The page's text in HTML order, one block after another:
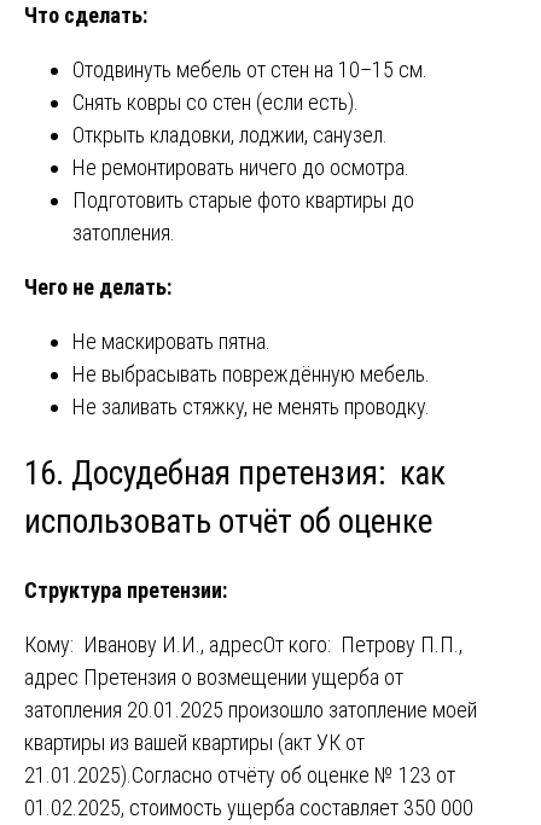
Что сделать:
Отодвинуть мебель от стен на 10–15 см.
Снять ковры со стен (если есть).
Открыть кладовки, лоджии, санузел.
Не ремонтировать ничего до осмотра.
Подготовить старые фото квартиры до
затопления.
Чего не делать:
Не маскировать пятна.
Не выбрасывать повреждённую мебель.
Не заливать стяжку, не менять проводку.
16. Досудебная претензия: как
использовать отчёт об оценке
Структура претензии:
Кому: Иванову И.И., адресОт кого: Петрову П.П.,
адрес Претензия о возмещении ущерба от
затопления 20.01.2025 произошло затопление моей
квартиры из вашей квартиры (акт УК от
21.01.2025).Согласно отчёту об оценке № 123 от
01.02.2025, стоимость ущерба составляет 350 000